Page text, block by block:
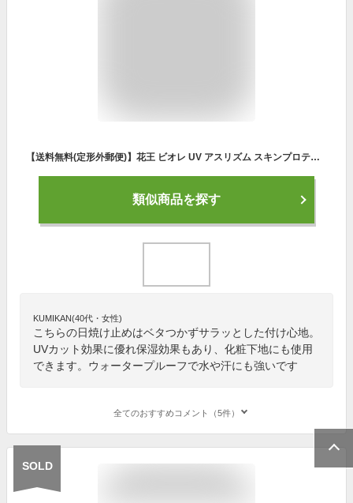
【送料無料(定形外郵便)】花王 ビオレ UV アスリズム スキンプロテクトエッセンス 70g
類似商品を探す
KUMIKAN(40代・女性)
こちらの日焼け止めはベタつかずサラッとした付け心地。
UVカット効果に優れ保湿効果もあり、化粧下地にも使用
できます。ウォータープルーフで水や汗にも強いです
全てのおすすめコメント（5件）
SOLD